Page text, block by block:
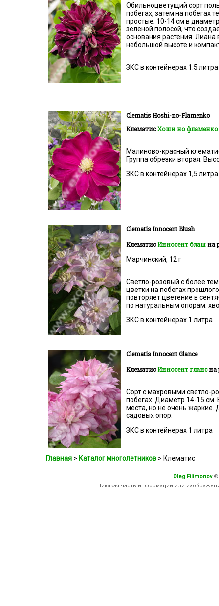
Обильноцветущий сорт
побегах, затем на побегах
простые, 10-14 см в
зелёной полосой, что
основания растения. Лиана
небольшой высоте и
ЗКС в контейнерах 1.5 литра
ClematisHoshi-no-Flamenko
КлематисХоши но фламенко
Малиново-красный
Группа обрезки вторая.
ЗКС в контейнерах 1,5 литра
Clematis Innocent Blush
КлематисИнносент блашна
Марчинский, 12 г
Светло-розовый с более
цветки на побегах
повторяет цветение в
по натуральным опорам:
ЗКС в контейнерах 1 литра
Clematis Innocent Glance
КлематисИнносент глансна
Сорт с махровыми светло-
побегах. Диаметр 14-15
места, но не очень жаркие.
садовых опор.
ЗКС в контейнерах 1 литра
Главная > Каталог многолетников > Клематис
Oleg Filimonov ©
Никакая часть информации или